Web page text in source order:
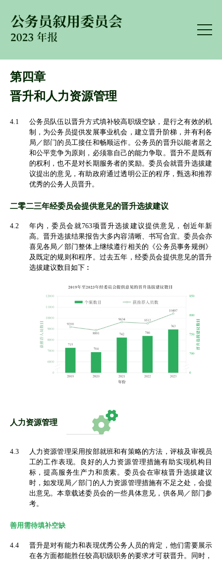
第四章
晋升和人力资源管理
4.1
公务员队伍以晋升方式填补较高职级空缺，是行之有效的机
制，为公务员提供发展事业机会，建立晋升阶梯，并有利各
局／部门的员工接任和畅顺运作。公务员的晋升以能者居之
和公平竞争为原则，必须靠自己的能力争取。晋升不是既有
的权利，也不是对长期服务者的奖励。委员会就晋升选拔建
议提出的意见，有助政府通过透明公正的程序，甄选和推荐
优秀的公务人员晋升。
二零二三年经委员会提供意见的晋升选拔建议
4.2
年内，委员会就763项晋升选拔建议提供意见，创近年新
高。晋升选拔结果报告大多内容清晰、书写合宜。委员会亦
喜见各局／部门整体上继续遵行相关的《公务员事务规例》
及既定的规则和程序。过去五年，经委员会提供意见的晋升
选拔建议数目如下︰
人力资源管理
4.3
人力资源管理采用按部就班和有策略的方法，评核及审视员
工的工作表现。良好的人力资源管理措施有助实现机构目
标，提高服务生产力和质素。委员会在审核晋升选拔建议
时，如发现局／部门的人力资源管理措施有不足之处，会提
出意见。本章载述委员会的一些具体意见，供各局／部门参
考。
善用需待填补空缺
4.4
晋升是对有能力和表现优秀公务人员的肯定，他们需要展示
在各方面都能胜任较高职级职务的要求才可获晋升。同时，